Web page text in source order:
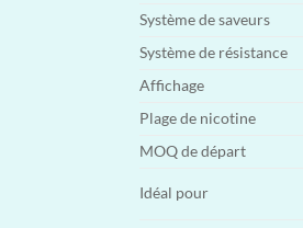
Système de saveurs
Système de résistance
Affichage
Plage de nicotine
MOQ de départ
Idéal pour